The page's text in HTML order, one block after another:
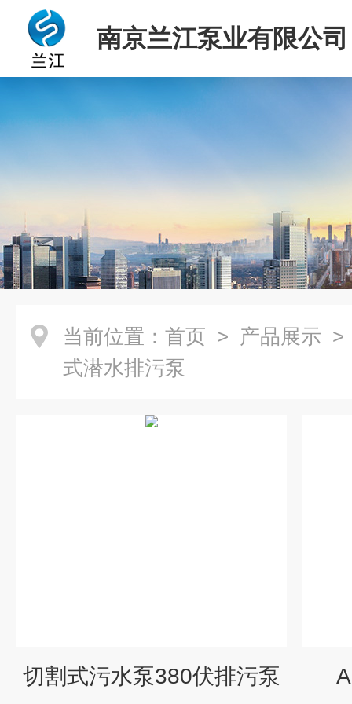
南京兰江泵业有限公司
当前位置： 首页 > 产品展示
式潜水排污泵
切割式污水泵380伏排污泵